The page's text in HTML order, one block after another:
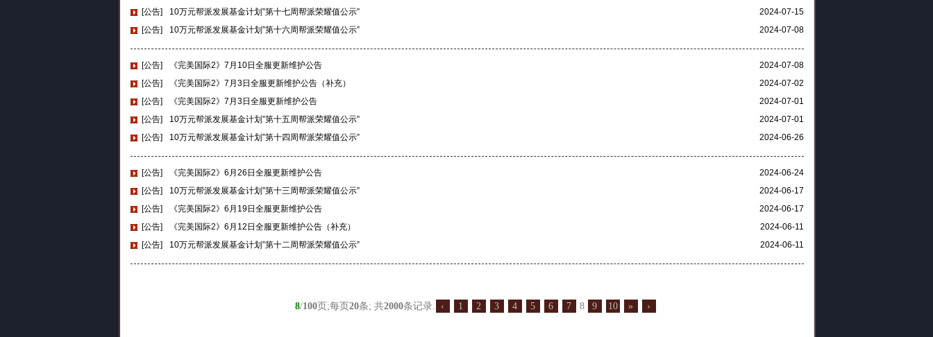
2024-07-15
[公告]
10万元帮派发展基金计划”第十七周帮派荣耀值公示”
2024-07-08
[公告] 10万元帮派发展基金计划”第十六周帮派荣耀值公示”
2024-07-08
[公告]
《完美国际2》7月10日全服更新维护公告
2024-07-02
[公告]
《完美国际2》7月3日全服更新维护公告（补充）
2024-07-01
[公告]
《完美国际2》7月3日全服更新维护公告
2024-07-01
[公告]
10万元帮派发展基金计划”第十五周帮派荣耀值公示”
2024-06-26
[公告] 10万元帮派发展基金计划”第十四周帮派荣耀值公示”
2024-06-24
[公告]
《完美国际2》6月26日全服更新维护公告
2024-06-17
[公告]
10万元帮派发展基金计划”第十三周帮派荣耀值公示”
2024-06-17
[公告]
《完美国际2》6月19日全服更新维护公告
2024-06-11
[公告]
《完美国际2》6月12日全服更新维护公告（补充）
2024-06-11
[公告] 10万元帮派发展基金计划”第十二周帮派荣耀值公示”
8/100页;每页 20条; 共2000条记录. ‹ 1 2 3 4 5 6 7 8 9 10 » ›